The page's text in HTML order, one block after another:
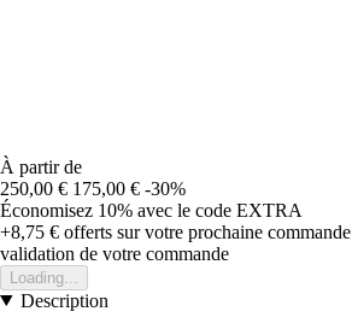
À partir de
250,00 € 175,00 € -30%
Économisez 10% avec le code EXTRA
+8,75 € offerts sur votre prochaine commande
validation de votre commande
Loading...
Description